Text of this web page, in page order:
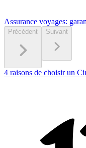
Assurance voyages:
Précédent Suivant
4 raisons de choisir un